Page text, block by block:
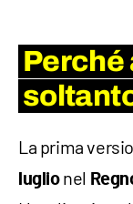
Perché
La prima
luglionel